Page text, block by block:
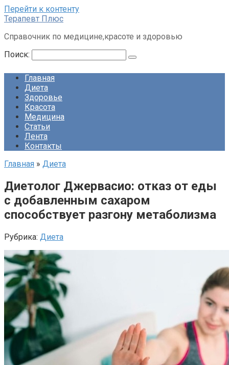
Перейти к контенту
Терапевт Плюс
Справочник по медицине,красоте и здоровью
Поиск:
Главная
Диета
Здоровье
Красота
Медицина
Статьи
Лента
Контакты
Главная » Диета
Диетолог Джервасио: отказ от еды
с добавленным сахаром
способствует разгону метаболизма
Рубрика: Диета